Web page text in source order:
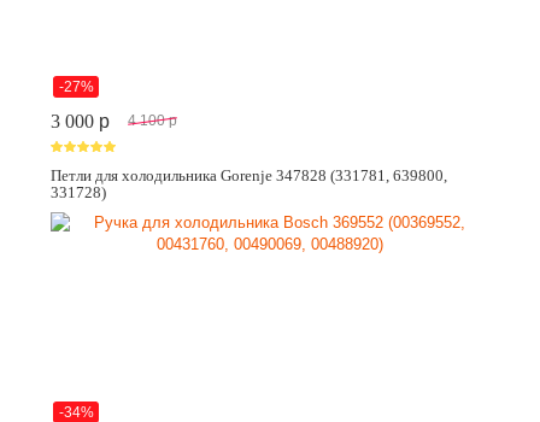
-27%
3 000 p 4 100 p
Петли для холодильника Gorenje 347828 (331781, 639800,
331728)
-34%